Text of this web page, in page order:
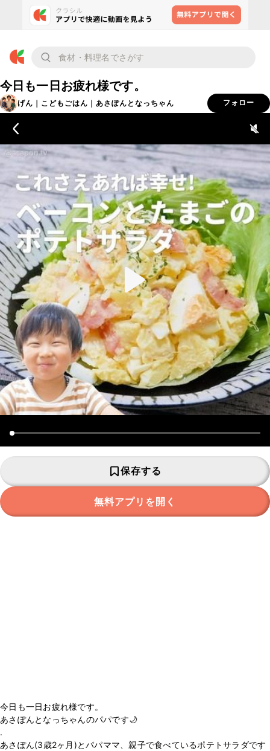
今日も一日お疲れ様です。
げん｜こどもごはん｜あさぽんとなっちゃん フォロー
保存する
無料アプリを開く
今日も一日お疲れ様です。
あさぽんとなっちゃんのパパです🌙
.
あさぽん(3歳2ヶ月)とパパママ、親子で食べているポテトサラダです